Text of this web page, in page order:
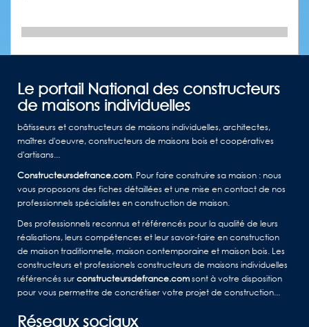
Le portail National des constructeurs
de maisons individuelles
bâtisseurs et constructeurs de maisons individuelles, architectes,
maîtres d'oeuvre, constructeurs de maisons bois et coopératives
d'artisans...
Constructeursdefrance.com. Pour faire construire sa maison : nous
vous proposons des fiches détaillées et une mise en contact de nos
professionnels spécialistes en construction de maison.
Des professionnels reconnus et référencés pour la qualité de leurs
réalisations, leurs compétences et leur savoir-faire en construction
de maison traditionnelle, maison contemporaine et maison bois. Les
constructeurs et professionels constructeurs de maisons individuelles
référencés surconstructeursdefrance.comsont à votre disposition
pour vous permettre de concrétiser votre projet de construction...
Réseaux sociaux